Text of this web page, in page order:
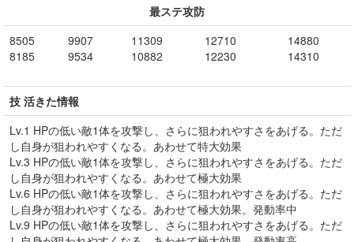
最ステ攻防
8505
8185
9907
9534
11309
10882
12710
12230
14880
14310
技 活きた情報
Lv.1 HPの低い敵1体を攻撃し、さらに狙われやすさをあげる。ただ
し自身が狙われやすくなる。あわせて特大効果
Lv.3 HPの低い敵1体を攻撃し、さらに狙われやすさをあげる。ただ
し自身が狙われやすくなる。あわせて極大効果
Lv.6 HPの低い敵1体を攻撃し、さらに狙われやすさをあげる。ただ
し自身が狙われやすくなる。あわせて極大効果。発動率中
Lv.9 HPの低い敵1体を攻撃し、さらに狙われやすさをあげる。ただ